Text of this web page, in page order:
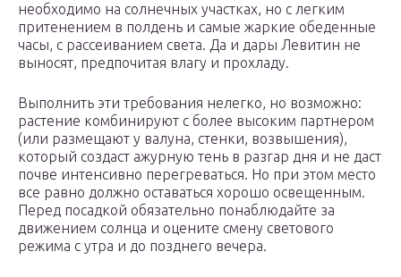
необходимо на солнечных участках, но с легким
притенением в полдень и самые жаркие обеденные
часы, с рассеиванием света. Да и дары Левитин не
выносят, предпочитая влагу и прохладу.
Выполнить эти требования нелегко, но возможно:
растение комбинируют с более высоким партнером
(или размещают у валуна, стенки, возвышения),
который создаст ажурную тень в разгар дня и не даст
почве интенсивно перегреваться. Но при этом место
все равно должно оставаться хорошо освещенным.
Перед посадкой обязательно понаблюдайте за
движением солнца и оцените смену светового
режима с утра и до позднего вечера.